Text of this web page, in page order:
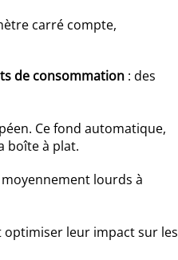
carré compte,
de consommation : des
Ce fond automatique,
boîte à plat.
lourds à
optimiser leur impact sur les